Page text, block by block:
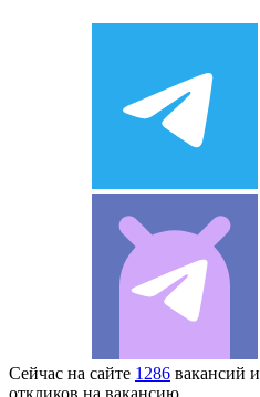
Сейчас на сайте 1286 вакансий и
откликов на вакансию